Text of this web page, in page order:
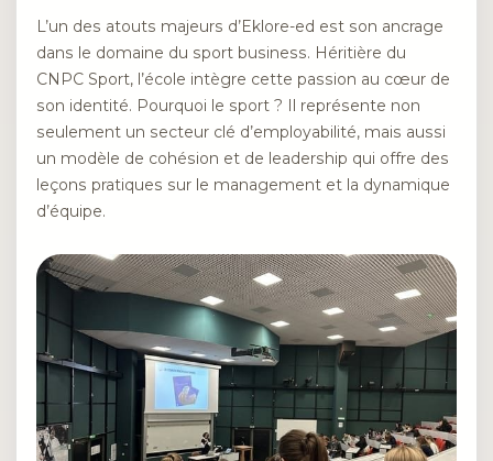
L’un des atouts majeurs d’Eklore-ed est son ancrage
dans le domaine du sport business. Héritière du
CNPC Sport, l’école intègre cette passion au cœur de
son identité. Pourquoi le sport ? Il représente non
seulement un secteur clé d’employabilité, mais aussi
un modèle de cohésion et de leadership qui offre des
leçons pratiques sur le management et la dynamique
d’équipe.